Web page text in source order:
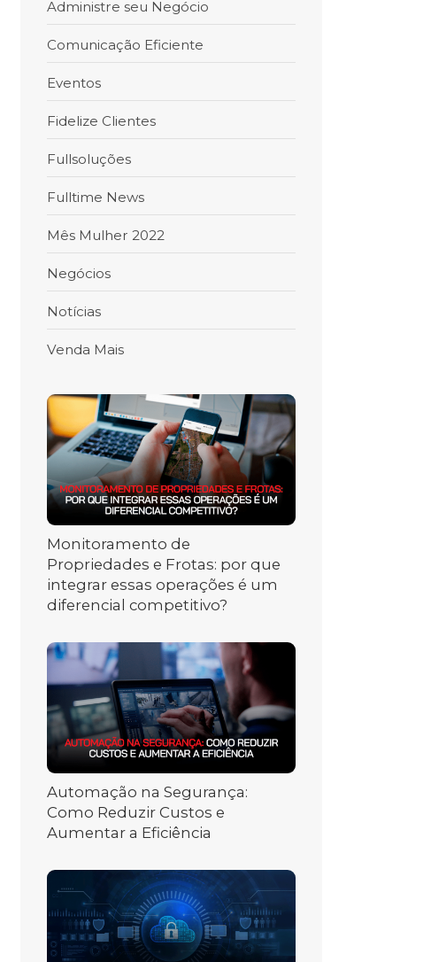
Administre seu Negócio
Comunicação Eficiente
Eventos
Fidelize Clientes
Fullsoluções
Fulltime News
Mês Mulher 2022
Negócios
Notícias
Venda Mais
Monitoramento de
Propriedades e Frotas: por que
integrar essas operações é um
diferencial competitivo?
Automação na Segurança:
Como Reduzir Custos e
Aumentar a Eficiência